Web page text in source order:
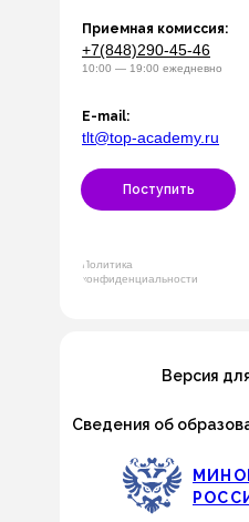
Политика
конфиденциальности
10:00 — 19:00 ежедневно
tlt@top-academy.ru
E-mail:
Приемная комиссия:
Поступить
+7(848)290-45-46
Версия
Сведения об